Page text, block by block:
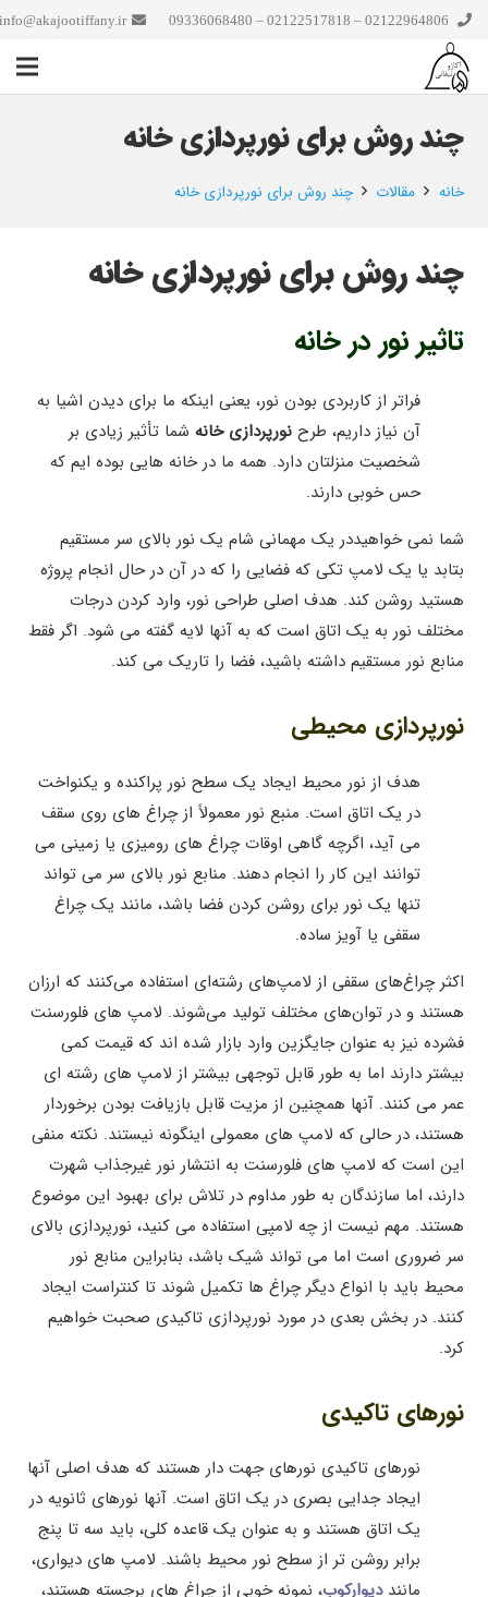
چند روش برای نورپردازی خانه
خانه مقالات چند روش برای نورپردازی خانه
چند روش برای نورپردازی خانه
تاثیر نور در خانه
فراتر از کاربردی بودن نور، یعنی اینکه ما برای دیدن اشیا به
آن نیاز داریم، طرحنورپردازی خانه شما تأثیر زیادی بر
شخصیت منزلتان دارد. همه ما در خانه هایی بوده ایم که
حس خوبی دارند.
شما نمی خواهیددر یک مهمانی شام یک نور بالای سر مستقیم
بتابد یا یک لامپ تکی که فضایی را که در آن در حال انجام پروژه
هستید روشن کند. هدف اصلی طراحی نور، وارد کردن درجات
مختلف نور به یک اتاق است که به آنها لایه گفته می شود. اگر فقط
منابع نور مستقیم داشته باشید، فضا را تاریک می کند.
نورپردازی محیطی
هدف از نور محیط ایجاد یک سطح نور پراکنده و یکنواخت
در یک اتاق است. منبع نور معمولاً از چراغ های روی سقف
می آید، اگرچه گاهی اوقات چراغ های رومیزی یا زمینی می
توانند این کار را انجام دهند. منابع نور بالای سر می تواند
تنها یک نور برای روشن کردن فضا باشد، مانند یک چراغ
سقفی یا آویز ساده.
اکثر چراغ‌های سقفی از لامپ‌های رشته‌ای استفاده می‌کنند که ارزان
هستند و در توان‌های مختلف تولید می‌شوند. لامپ های فلورسنت
فشرده نیز به عنوان جایگزین وارد بازار شده اند که قیمت کمی
بیشتر دارند اما به طور قابل توجهی بیشتر از لامپ های رشته ای
عمر می کنند. آنها همچنین از مزیت قابل بازیافت بودن برخوردار
هستند، در حالی که لامپ های معمولی اینگونه نیستند. نکته منفی
این است که لامپ های فلورسنت به انتشار نور غیرجذاب شهرت
دارند، اما سازندگان به طور مداوم در تلاش برای بهبود این موضوع
هستند. مهم نیست از چه لامپی استفاده می کنید، نورپردازی بالای
سر ضروری است اما می تواند شیک باشد، بنابراین منابع نور
محیط باید با انواع دیگر چراغ ها تکمیل شوند تا کنتراست ایجاد
کنند. در بخش بعدی در مورد نورپردازی تاکیدی صحبت خواهیم
کرد.
نورهای تاکیدی
نورهای تاکیدی نورهای جهت دار هستند که هدف اصلی آنها
ایجاد جدایی بصری در یک اتاق است. آنها نورهای ثانویه در
یک اتاق هستند و به عنوان یک قاعده کلی، باید سه تا پنج
برابر روشن تر از سطح نور محیط باشند. لامپ های دیواری،
ماننددیوارکوب، نمونه خوبی از چراغ های برجسته هستند،